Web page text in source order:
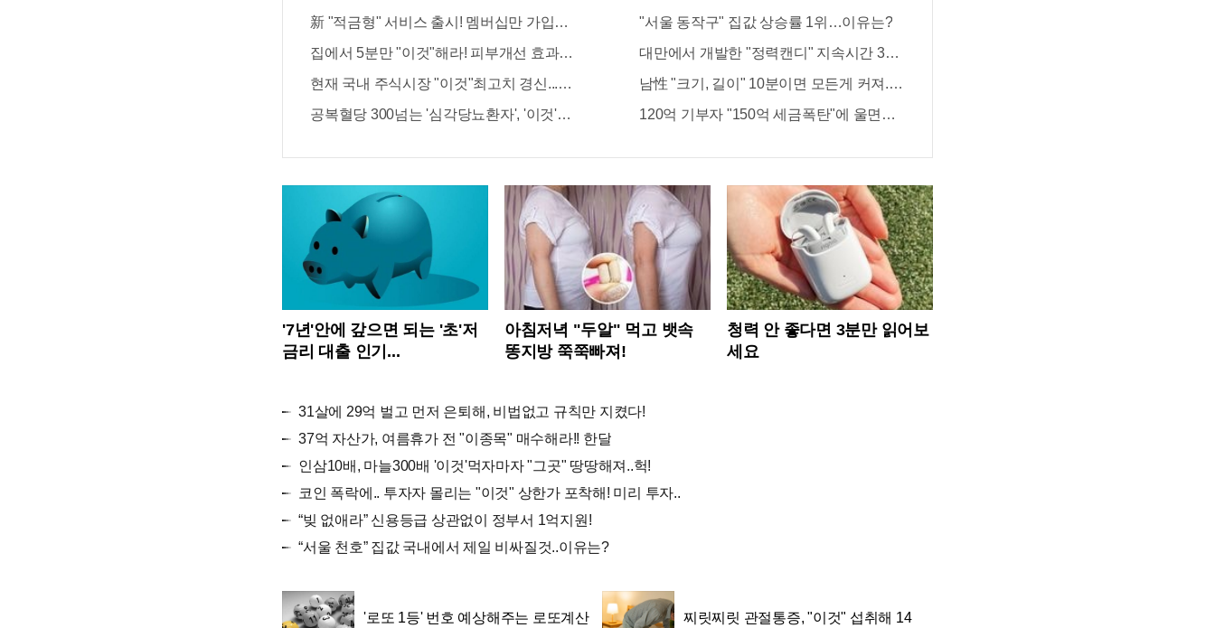
新 "적금형" 서비스 출시! 멤버십만 가입해도 "최신가전" 선착순 100% 무료 경품지원!!
집에서 5분만 "이것"해라! 피부개선 효과가 바로 나타난다!!
현재 국내 주식시장 "이것"최고치 경신...당장 매수해라!!
공복혈당 300넘는 '심각당뇨환자', '이것'먹자마자
"서울 동작구" 집값 상승률 1위…이유는?
대만에서 개발한 "정력캔디" 지속시간 3일! 충격!
남性 "크기, 길이" 10분이면 모든게 커져..화제!
120억 기부자 "150억 세금폭탄"에 울면서 한 말이..!
'7년'안에 갚으면 되는 '초'저
금리 대출 인기...
아침저녁 "두알" 먹고 뱃속
똥지방 쭉쭉빠져!
청력 안 좋다면 3분만 읽어보
세요
31살에 29억 벌고 먼저 은퇴해, 비법없고 규칙만 지켰다!
37억 자산가, 여름휴가 전 "이종목" 매수해라!! 한달
인삼10배, 마늘300배 '이것'먹자마자 "그곳" 땅땅해져..헉!
코인 폭락에.. 투자자 몰리는 "이것" 상한가 포착해! 미리 투자..
“빚 없애라” 신용등급 상관없이 정부서 1억지원!
“서울 천호” 집값 국내에서 제일 비싸질것..이유는?
'로또 1등' 번호 예상해주는 로또계산
찌릿찌릿 관절통증, "이것" 섭취해 14